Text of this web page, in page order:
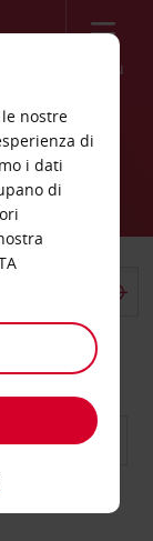
Menù
nostre
di
i dati
di